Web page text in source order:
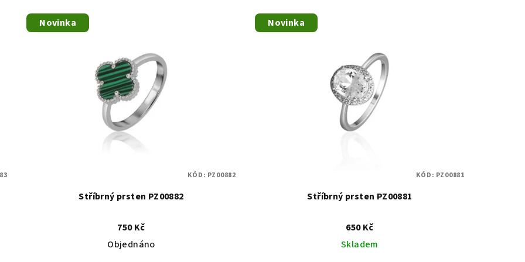
Novinka
Stříbrný prsten PZ00882
750 Kč
Objednáno
KÓD: PZ00882
Novinka
Stříbrný prsten PZ00881
650 Kč
Skladem
KÓD: PZ00881